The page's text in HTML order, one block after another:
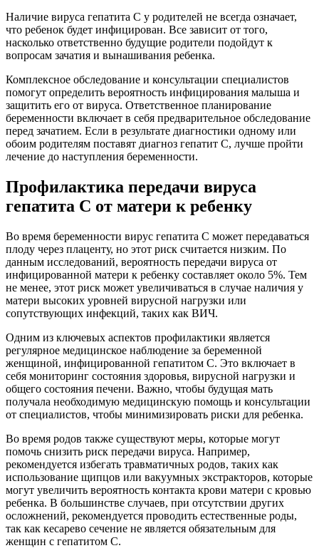
Наличие вируса гепатита С у родителей не всегда означает,
что ребенок будет инфицирован. Все зависит от того,
насколько ответственно будущие родители подойдут к
вопросам зачатия и вынашивания ребенка.
Комплексное обследование и консультации специалистов
помогут определить вероятность инфицирования малыша и
защитить его от вируса. Ответственное планирование
беременности включает в себя предварительное обследование
перед зачатием. Если в результате диагностики одному или
обоим родителям поставят диагноз гепатит С, лучше пройти
лечение до наступления беременности.
Профилактика передачи вируса
гепатита С от матери к ребенку
Во время беременности вирус гепатита С может передаваться
плоду через плаценту, но этот риск считается низким. По
данным исследований, вероятность передачи вируса от
инфицированной матери к ребенку составляет около 5%. Тем
не менее, этот риск может увеличиваться в случае наличия у
матери высоких уровней вирусной нагрузки или
сопутствующих инфекций, таких как ВИЧ.
Одним из ключевых аспектов профилактики является
регулярное медицинское наблюдение за беременной
женщиной, инфицированной гепатитом С. Это включает в
себя мониторинг состояния здоровья, вирусной нагрузки и
общего состояния печени. Важно, чтобы будущая мать
получала необходимую медицинскую помощь и консультации
от специалистов, чтобы минимизировать риски для ребенка.
Во время родов также существуют меры, которые могут
помочь снизить риск передачи вируса. Например,
рекомендуется избегать травматичных родов, таких как
использование щипцов или вакуумных экстракторов, которые
могут увеличить вероятность контакта крови матери с кровью
ребенка. В большинстве случаев, при отсутствии других
осложнений, рекомендуется проводить естественные роды,
так как кесарево сечение не является обязательным для
женщин с гепатитом С.